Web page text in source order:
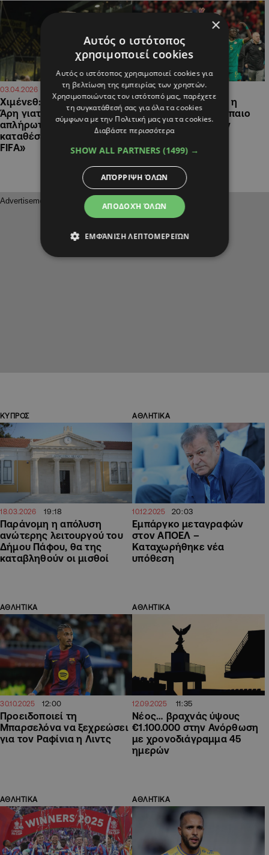
03.04.2026 15:52
Χιμένεθ: «Έφυγα από τον
Άρη γιατί ήμουν
απλήρωτος – Έχω
καταθέσει προσφυγή στη
FIFA»
25.03.2026 10:26
Προσέφυγε στο CAS η
Σενεγάλη για το τρόπαιο
του Κυπέλλου Εθνών
Αφρικής
ΚΥΠΡΟΣ
18.03.2026 19:18
Παράνομη η απόλυση
ανώτερης λειτουργού του
Δήμου Πάφου, θα της
καταβληθούν οι μισθοί
ΑΘΛΗΤΙΚΑ
10.12.2025 20:03
Εμπάργκο μεταγραφών
στον ΑΠΟΕΛ –
Καταχωρήθηκε νέα
υπόθεση
ΑΘΛΗΤΙΚΑ
30.10.2025 12:00
Προειδοποιεί τη
Μπαρσελόνα να ξεχρεώσει
για τον Ραφίνια η Λιντς
ΑΘΛΗΤΙΚΑ
12.09.2025 11:35
Νέος… βραχνάς ύψους
€1.100.000 στην Ανόρθωση
με χρονοδιάγραμμα 45
ημερών
ΑΘΛΗΤΙΚΑ ΑΘΛΗΤΙΚΑ
×
Αυτός ο ιστότοπος
χρησιμοποιεί cookies
Αυτός ο ιστότοπος χρησιμοποιεί cookies για
τη βελτίωση της εμπειρίας των χρηστών.
Χρησιμοποιώντας τον ιστότοπό μας, παρέχετε
τη συγκατάθεσή σας για όλα τα cookies
σύμφωνα με την Πολιτική μας για τα cookies.
Διαβάστε περισσότερα
SHOW ALL PARTNERS (1499) →
ΑΠΟΔΟΧΉ ΌΛΩΝ
ΑΠΌΡΡΙΨΗ ΌΛΩΝ
ΕΜΦΆΝΙΣΗ ΛΕΠΤΟΜΕΡΕΙΏΝ